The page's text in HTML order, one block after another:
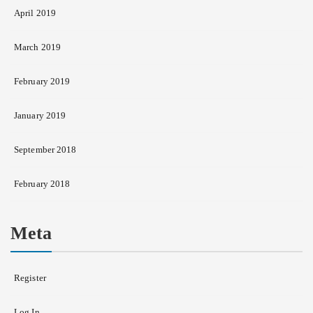
April 2019
March 2019
February 2019
January 2019
September 2018
February 2018
Meta
Register